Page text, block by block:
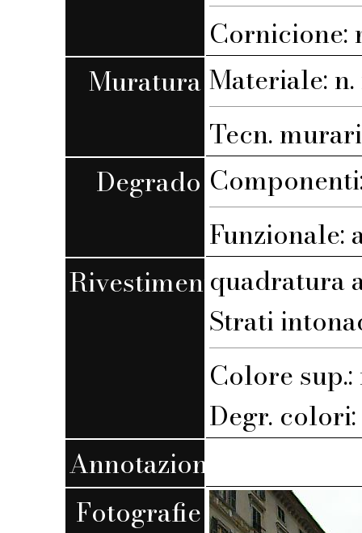
Cornicione:
Muratura Materiale: n.
Tecn.
Degrado
Funzionale:
Rivestimentoquadratura
Strati
Colore
Degr.
Annotazioni
Fotografie